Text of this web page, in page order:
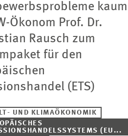
kaum
Ökonom Prof. Dr.
Rausch zum
für den
(ETS)
UND KLIMAÖKONOMIK
(EU...